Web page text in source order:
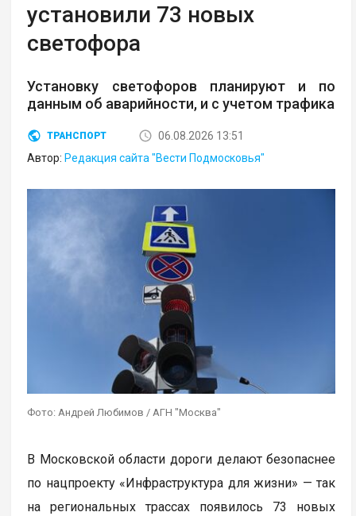
установили 73 новых
светофора
Установку светофоров планируют и по
данным об аварийности, и с учетом трафика
ТРАНСПОРТ
06.08.2026 13:51
Автор: Редакция сайта "Вести Подмосковья"
Фото: Андрей Любимов / АГН "Москва"
В Московской области дороги делают безопаснее
по нацпроекту «Инфраструктура для жизни» — так
на региональных трассах появилось 73 новых